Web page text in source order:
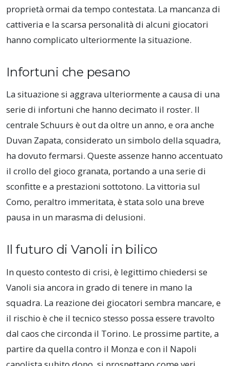
proprietà ormai da tempo contestata. La mancanza di
cattiveria e la scarsa personalità di alcuni giocatori
hanno complicato ulteriormente la situazione.
Infortuni che pesano
La situazione si aggrava ulteriormente a causa di una
serie di infortuni che hanno decimato il roster. Il
centrale Schuurs è out da oltre un anno, e ora anche
Duvan Zapata, considerato un simbolo della squadra,
ha dovuto fermarsi. Queste assenze hanno accentuato
il crollo del gioco granata, portando a una serie di
sconfitte e a prestazioni sottotono. La vittoria sul
Como, peraltro immeritata, è stata solo una breve
pausa in un marasma di delusioni.
Il futuro di Vanoli in bilico
In questo contesto di crisi, è legittimo chiedersi se
Vanoli sia ancora in grado di tenere in mano la
squadra. La reazione dei giocatori sembra mancare, e
il rischio è che il tecnico stesso possa essere travolto
dal caos che circonda il Torino. Le prossime partite, a
partire da quella contro il Monza e con il Napoli